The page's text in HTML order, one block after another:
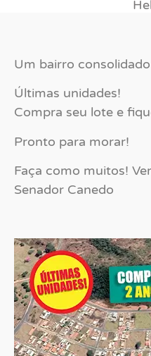
Um bairro
Últimas unidades!
Compra seu lote e
Pronto para morar!
Faça como muitos!
Senador Canedo